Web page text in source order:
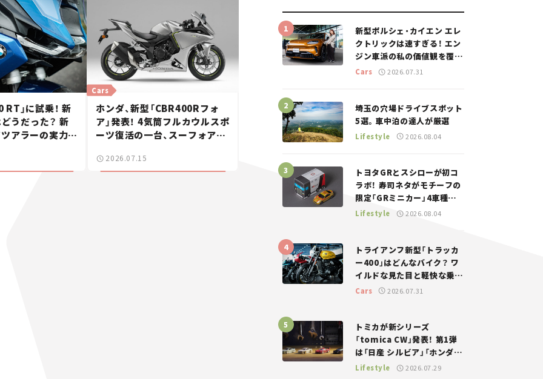
RT」に試乗！ 新
どうだった？ 新
アラーの実力に
Cars
ホンダ、新型「CBR400Rフォ
ア」発表！ 4気筒フルカウルスポ
ーツ復活の一台、スーフォアと
ス】2026.07.15
新型ポルシェ・カイエン エレ
クトリックは速すぎる！ エン
ジン車派の私の価値観を覆し
た、新しいポルシェの走り。
Cars 2026.07.31
埼玉の穴場ドライブスポット
5選。車中泊の達人が厳選
Lifestyle 2026.08.04
トヨタGRとスシローが初コ
ラボ！ 寿司ネタがモチーフの
限定「GRミニカー」4車種が
登場。入手方法は？【クルマ
Lifestyle 2026.08.04
トライアンフ新型「トラッカ
ー400」はどんなバイク？ ワ
イルドな見た目と軽快な乗り
味を両立した400ccフラット
Cars 2026.07.31
トミカが新シリーズ
「tomica CW」発表！ 第1弾
は「日産 シルビア」「ホンダ
NSX」が登場。世界が注目す
Lifestyle 2026.07.29